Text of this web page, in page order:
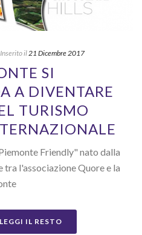
Inserito il 21 Dicembre 2017
SI
A DIVENTARE
TURISMO
Friendly" nato dalla
l'associazione Quore e la
LEGGI IL RESTO